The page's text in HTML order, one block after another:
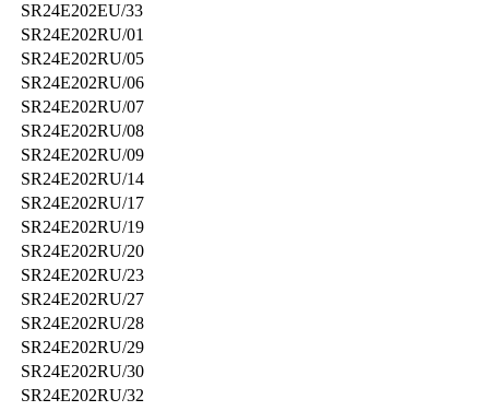
SR24E202EU/33
SR24E202RU/01
SR24E202RU/05
SR24E202RU/06
SR24E202RU/07
SR24E202RU/08
SR24E202RU/09
SR24E202RU/14
SR24E202RU/17
SR24E202RU/19
SR24E202RU/20
SR24E202RU/23
SR24E202RU/27
SR24E202RU/28
SR24E202RU/29
SR24E202RU/30
SR24E202RU/32